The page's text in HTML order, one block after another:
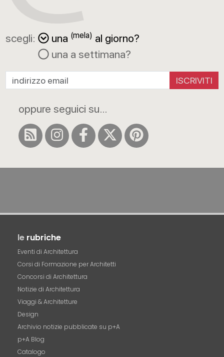
scegli: una (mela) al giorno?
una a settimana?
ISCRIVITI
oppure seguici su...
le rubriche
Eventi di Architettura
Corsi di Formazione per Architetti
Concorsi di Architettura
Notizie di Architettura
Viaggi & Architetture
Design
Archivio notizie pubblicate su p+A
p+A Blog
Catalogo